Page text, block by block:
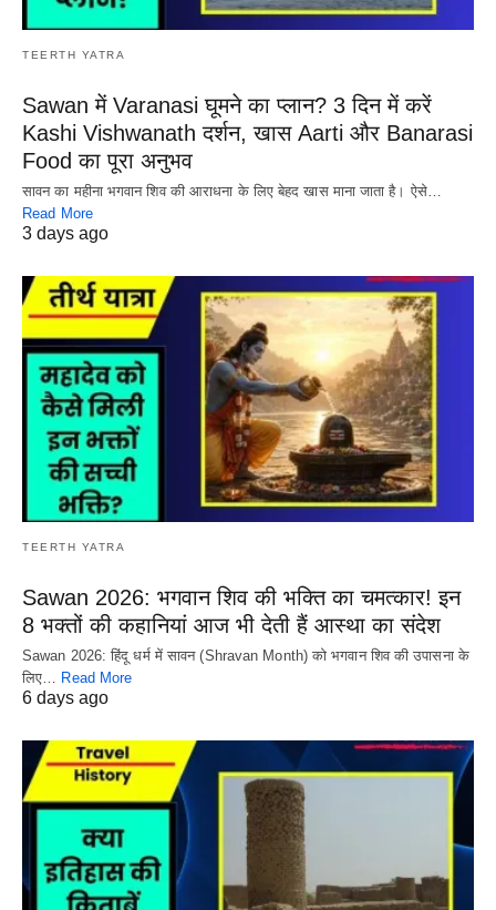
TEERTH YATRA
Sawan में Varanasi घूमने का प्लान? 3 दिन में करें
Kashi Vishwanath दर्शन, खास Aarti और Banarasi
Food का पूरा अनुभव
सावन का महीना भगवान शिव की आराधना के लिए बेहद खास माना जाता है। ऐसे…
Read More
3 days ago
TEERTH YATRA
Sawan 2026: भगवान शिव की भक्ति का चमत्कार! इन
8 भक्तों की कहानियां आज भी देती हैं आस्था का संदेश
Sawan 2026: हिंदू धर्म में सावन (Shravan Month) को भगवान शिव की उपासना के
लिए…
Read More
6 days ago